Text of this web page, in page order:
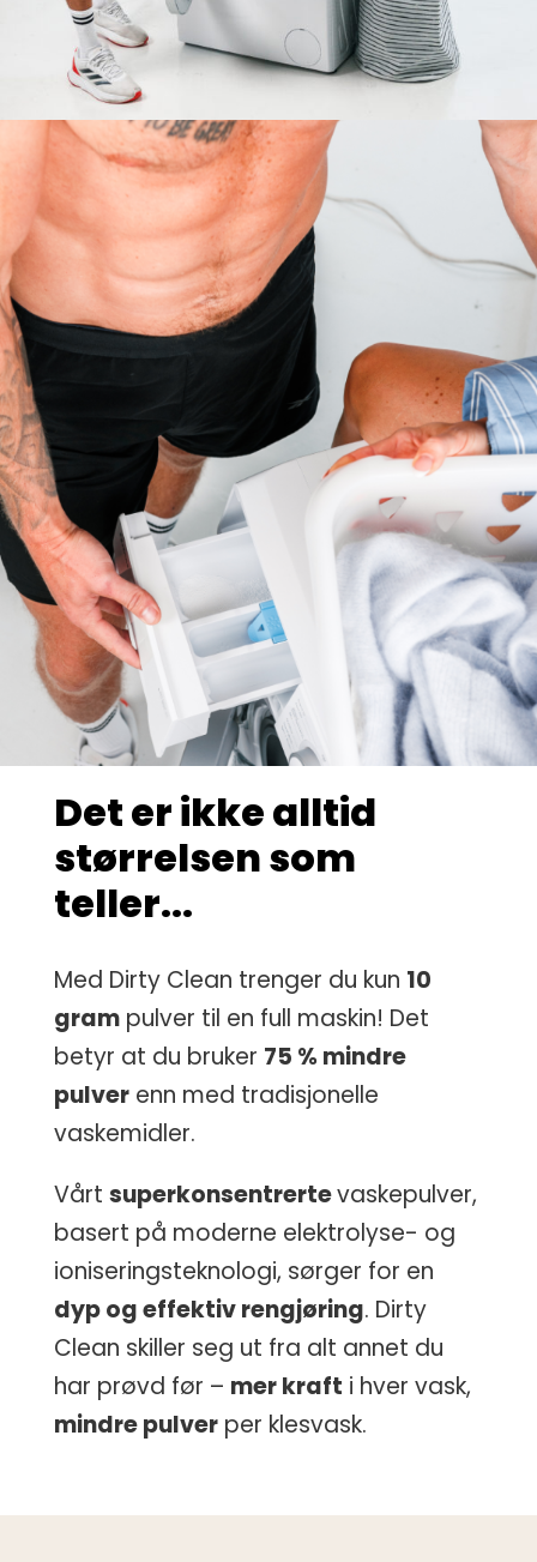
Det er ikke alltid
størrelsen som
teller...
Med Dirty Clean trenger du kun 10
grampulver til en full maskin! Det
betyr at du bruker 75 % mindre
pulverenn med tradisjonelle
vaskemidler.
Vårt superkonsentrertevaskepulver,
basert på moderne elektrolyse- og
ioniseringsteknologi, sørger for en
dyp og effektiv rengjøring. Dirty
Clean skiller seg ut fra alt annet du
har prøvd før – mer kraft i hver vask,
mindre pulverper klesvask.